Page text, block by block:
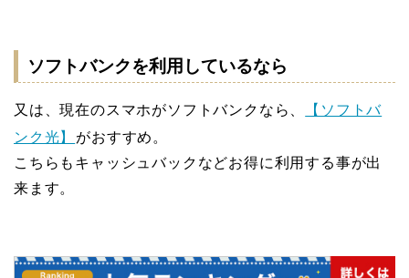
ソフトバンクを利用しているなら
又は、現在のスマホがソフトバンクなら、
【ソフトバ
ンク光】
がおすすめ。
こちらもキャッシュバックなどお得に利用する事が出
来ます。